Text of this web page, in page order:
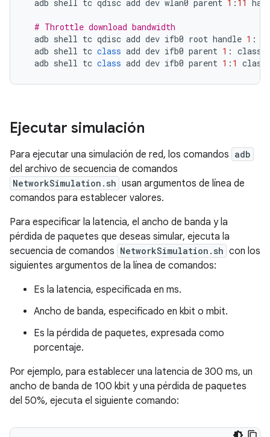
adb shell tc qdisc add dev wlan0 parent 1 : 11
# Throttle download bandwidth
adb shell tc qdisc add dev ifb0 root handle 1 :
adb shell tc class add dev ifb0 parent 1 :
adb shell tc class add dev ifb0 parent 1 : 1
Ejecutar simulación
Para ejecutar una simulación de red, los comandos adb
del archivo de secuencia de comandos
NetworkSimulation.sh usan argumentos de línea de
comandos para establecer valores.
Para especificar la latencia, el ancho de banda y la
pérdida de paquetes que deseas simular, ejecuta la
secuencia de comandos NetworkSimulation.sh con los
siguientes argumentos de la línea de comandos:
Es la latencia, especificada en ms.
Ancho de banda, especificado en kbit o mbit.
Es la pérdida de paquetes, expresada como
porcentaje.
Por ejemplo, para establecer una latencia de 300 ms, un
ancho de banda de 100 kbit y una pérdida de paquetes
del 50%, ejecuta el siguiente comando: